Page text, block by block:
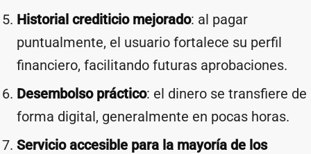
Historial crediticio mejorado: al pagar
puntualmente, el usuario fortalece su perfil
financiero, facilitando futuras aprobaciones.
Desembolso práctico: el dinero se transfiere de
forma digital, generalmente en pocas horas.
Servicio accesible para la mayoría de los